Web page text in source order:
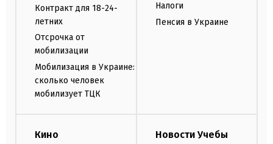
Контракт для 18-24-
летних
Отсрочка от
мобилизации
Мобилизация в Украине:
сколько человек
мобилизует ТЦК
Налоги
Пенсия в Украине
Кино Новости Учебы